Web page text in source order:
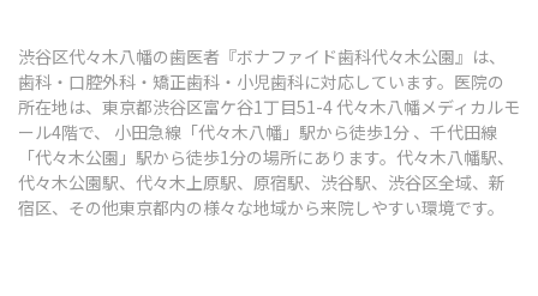
渋谷区代々木八幡の歯医者『ボナファイド歯科代々木公園』は、
歯科・口腔外科・矯正歯科・小児歯科に対応しています。医院の
所在地は、東京都渋谷区富ケ谷1丁目51-4 代々木八幡メディカルモ
ール4階で、 小田急線「代々木八幡」駅から徒歩1分 、千代田線
「代々木公園」駅から徒歩1分の場所にあります。代々木八幡駅、
代々木公園駅、代々木上原駅、原宿駅、渋谷駅、渋谷区全域、新
宿区、その他東京都内の様々な地域から来院しやすい環境です。